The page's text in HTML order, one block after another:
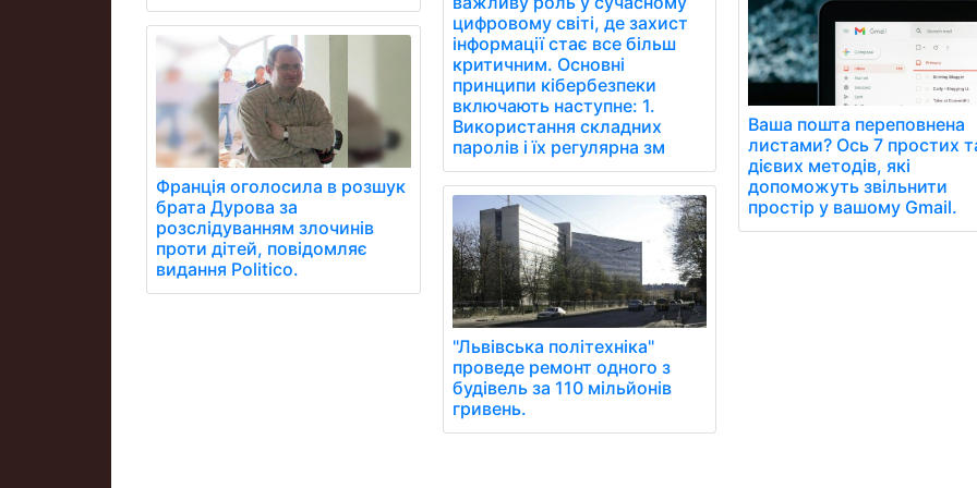
Франція оголосила в розшук
брата Дурова за
розслідуванням злочинів
проти дітей, повідомляє
видання Politico.
цифровому світі, де захист
інформації стає все більш
критичним. Основні
принципи кібербезпеки
включають наступне: 1.
Використання складних
паролів і їх регулярна зм
"Львівська політехніка"
проведе ремонт одного з
будівель за 110 мільйонів
гривень.
Ваша пошта переповнена
листами? Ось 7 простих
дієвих методів, які
допоможуть звільнити
простір у вашому Gmail.